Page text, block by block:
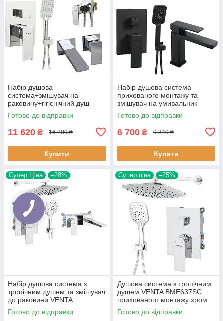
Набір душова
система+змішувач на
раковину+гігієнічний душ
VT10000 прихованого
монтажу хром квадратний
Готово до відправки
11 620 ₴ 16 200 ₴
Купити
Набір душова система
прихованого монтажу та
змішувач на умивальник
VENTA BR6251SB квадратний
чорний матовий
Готово до відправки
6 700 ₴ 9 340 ₴
Купити
Супер Ціна –28%
Набір душова система з
тропічним душем та змішувач
до раковини VENTA
BME637SC-10 прихованого
монтажу хром квадратна
Готово до відправки
Супер ціна –25%
Душова система з тропічним
душем VENTA BME637SC
прихованого монтажу хром
квадратна
Готово до відправки